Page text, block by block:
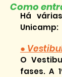
Como
Há
Unicamp:
●
O
fases. A